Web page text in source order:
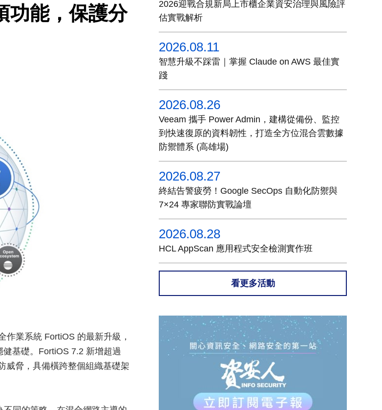
功能，保護分
業系統 FortiOS 的最新升級，
基礎。FortiOS 7.2 新增超過
威脅，具備橫跨整個組織基礎架
2026迎戰合規新局上市櫃企業資安治理與風險評
估實戰解析
2026.08.11
智慧升級不踩雷｜掌握 Claude on AWS 最佳實
踐
2026.08.26
Veeam 攜手 Power Admin，建構從備份、監控
到快速復原的資料韌性，打造全方位混合雲數據
防禦體系 (高雄場)
2026.08.27
終結告警疲勞！Google SecOps 自動化防禦與
7×24 專家聯防實戰論壇
2026.08.28
HCL AppScan 應用程式安全檢測實作班
看更多活動